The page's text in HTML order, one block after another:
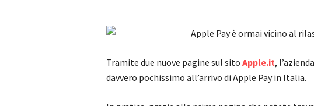
Tramite due nuove pagine sul sito Apple.it,
davvero pochissimo all’arrivo di Apple Pay in Italia.